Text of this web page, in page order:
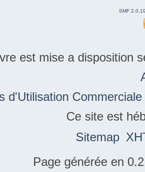
SMF
est mise a disposition
d'Utilisation
Ce site est
Sitemap
Page générée en